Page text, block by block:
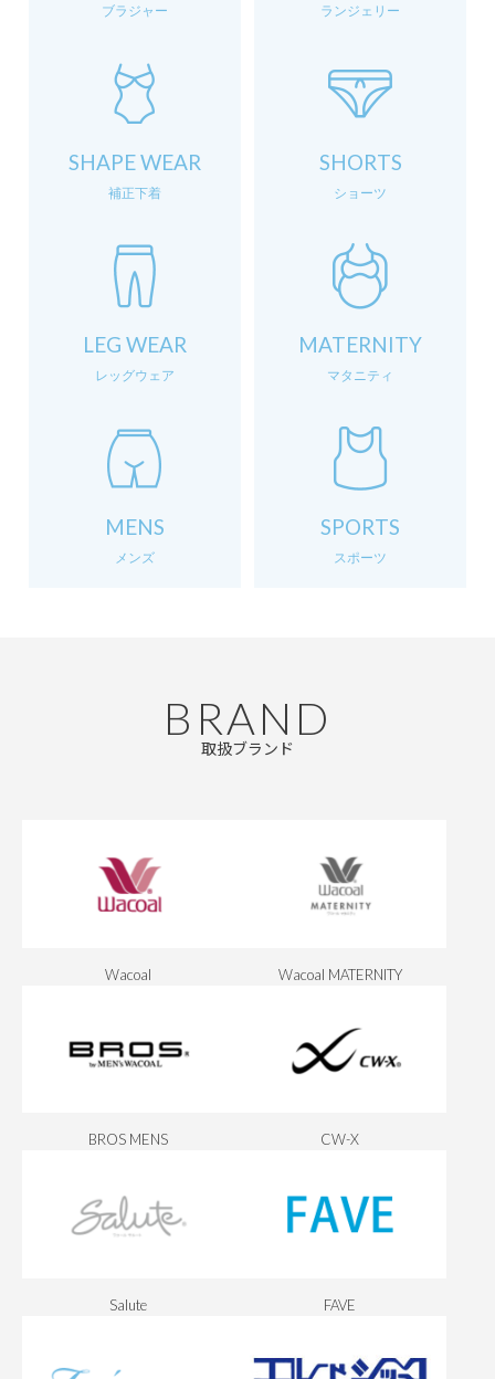
ブラジャー ランジェリー
SHAPE WEAR
補正下着
SHORTS
ショーツ
LEG WEAR
レッグウェア
MATERNITY
マタニティ
MENS
メンズ
SPORTS
スポーツ
BRAND
取扱ブランド
Wacoal Wacoal MATERNITY
BROS MENS CW-X
Salute FAVE